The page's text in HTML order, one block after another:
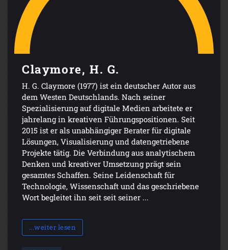
Claymore, H. G.
H. G. Claymore (1977) ist ein deutscher Autor aus
dem Westen Deutschlands. Nach seiner
Spezialisierung auf digitale Medien arbeitete er
jahrelang in kreativen Führungspositionen. Seit
2015 ist er als unabhängiger Berater für digitale
Lösungen, Visualisierung und datengetriebene
Projekte tätig. Die Verbindung aus analytischem
Denken und kreativer Umsetzung prägt sein
gesamtes Schaffen. Seine Leidenschaft für
Technologie, Wissenschaft und das geschriebene
Wort begleitet ihn seit seit seiner ...
...weiter lesen